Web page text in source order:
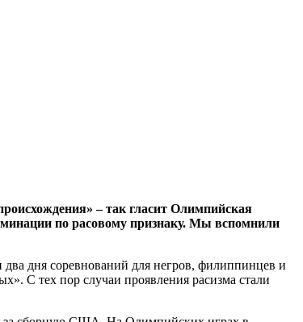
– так гласит Олимпийская
по расовому признаку. Мы вспомнили
дня соревнований для негров, филиппинцев и
С тех пор случаи проявления расизма стали